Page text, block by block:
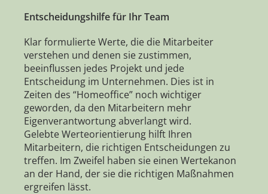
Entscheidungshilfe für Ihr Team
Klar formulierte Werte, die die Mitarbeiter
verstehen und denen sie zustimmen,
beeinflussen jedes Projekt und jede
Entscheidung im Unternehmen. Dies ist in
Zeiten des “Homeoffice” noch wichtiger
geworden, da den Mitarbeitern mehr
Eigenverantwortung abverlangt wird.
Gelebte Werteorientierung hilft Ihren
Mitarbeitern, die richtigen Entscheidungen zu
treffen. Im Zweifel haben sie einen Wertekanon
an der Hand, der sie die richtigen Maßnahmen
ergreifen lässt.